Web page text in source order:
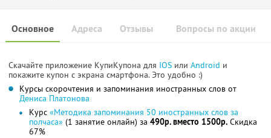
Основное Отзывы Вопросы по акции
Адреса
Скачайте приложение КупиКупона для IOS или Android и
покажите купон с экрана смартфона. Это удобно :)
Курсы скорочтения и запоминания иностранных слов от
Дениса Платонова
Курс «Методика запоминания 50 иностранных слов за
полчаса» (1 занятие онлайн) за 490р. вместо 1500р. Скидка
67%